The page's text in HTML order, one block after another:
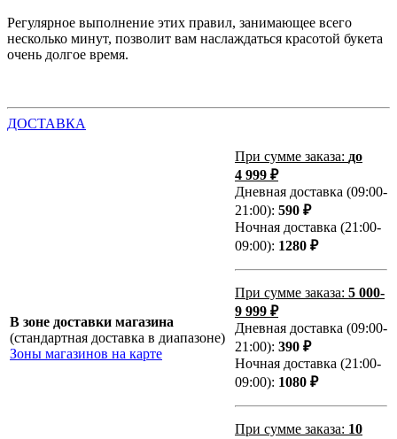
Регулярное выполнение этих правил, занимающее всего
несколько минут, позволит вам наслаждаться красотой букета
очень долгое время.
ДОСТАВКА
В зоне доставки магазина
(стандартная доставка в диапазоне)
Зоны магазинов на карте
При сумме заказа: до
4 999 ₽
Дневная доставка (09:00-
21:00): 590 ₽
Ночная доставка (21:00-
09:00): 1280 ₽
При сумме заказа: 5 000-
9 999 ₽
Дневная доставка (09:00-
21:00): 390 ₽
Ночная доставка (21:00-
09:00): 1080 ₽
При сумме заказа: 10